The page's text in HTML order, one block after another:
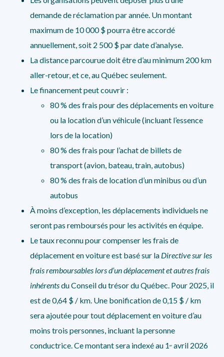
demande de réclamation par année. Un montant
maximum de 10 000 $ pourra être accordé
annuellement, soit 2 500 $ par date d’analyse.
La distance parcourue doit être d’au minimum 200 km
aller-retour, et ce, au Québec seulement.
Le financement peut couvrir :
80 % des frais pour des déplacements en voiture
ou la location d’un véhicule (incluant l’essence
lors de la location)
80 % des frais pour l’achat de billets de
transport (avion, bateau, train, autobus)
80 % des frais de location d’un minibus ou d’un
autobus
À moins d’exception, les déplacements individuels ne
seront pas remboursés pour les activités en équipe.
Le taux reconnu pour compenser les frais de
déplacement en voiture est basé sur la Directive sur les
frais remboursables lors d’un déplacement et autres frais
inhérentsdu Conseil du trésor du Québec. Pour 2025, il
est de 0,64 $ / km. Une bonification de 0,15 $ / km
sera ajoutée pour tout déplacement en voiture d’au
moins trois personnes, incluant la personne
conductrice. Ce montant sera indexé au 1 er avril 2026